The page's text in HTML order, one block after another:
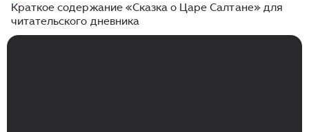
Краткое содержание «Сказка о Царе Салтане» для
читательского дневника